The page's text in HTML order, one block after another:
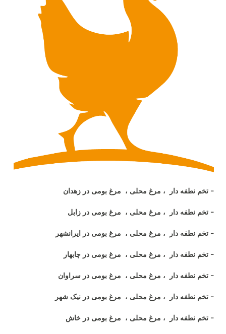
- تخم نطفه دار ، مرغ محلی ، مرغ بومی در زهدان
- تخم نطفه دار ، مرغ محلی ، مرغ بومی در زابل
- تخم نطفه دار ، مرغ محلی ، مرغ بومی در ایرانشهر
- تخم نطفه دار ، مرغ محلی ، مرغ بومی در چابهار
- تخم نطفه دار ، مرغ محلی ، مرغ بومی در سراوان
- تخم نطفه دار ، مرغ محلی ، مرغ بومی در نیک شهر
- تخم نطفه دار ، مرغ محلی ، مرغ بومی در خاش